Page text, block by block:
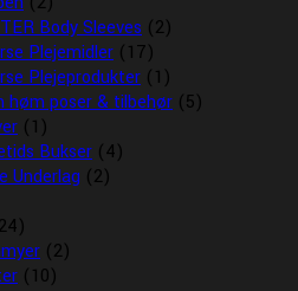
Body Sleeves (2)
Plejemidler (17)
Plejeprodukter (1)
høm poser & tilbehør (5)
(1)
Bukser (4)
Underlag (2)
(2)
(10)